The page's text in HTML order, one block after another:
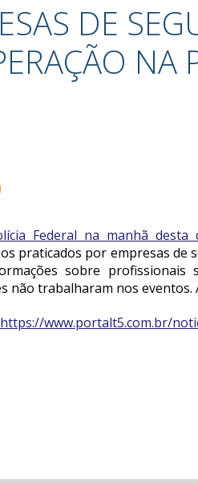
DE
NA
Federal na manhã desta
praticados por empresas de
sobre profissionais
não trabalharam nos
https://www.portalt5.com.br/